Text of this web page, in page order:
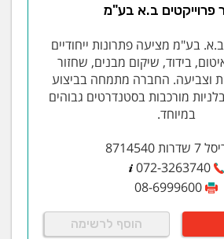
פרוייקטים ב.א בע"מ
בע"מ מציעה פתרונות ייחודיים
בידוד, שיקום מבנים, שחזור
וצביעה. החברה מתמחה בביצוע
מורכבות בסטנדרטים גבוהים
במיוחד.
8714540
072-3263740
08-6999600
הוסף לרשימה